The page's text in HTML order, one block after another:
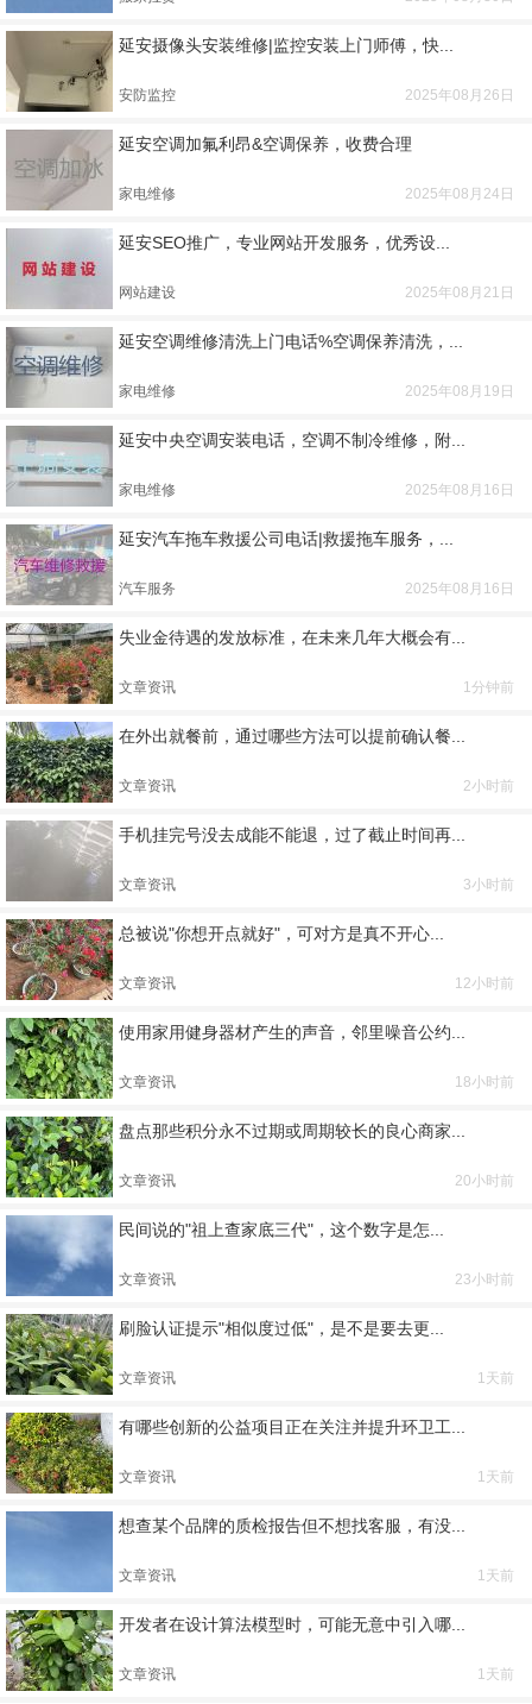
延安摄像头安装维修|监控安装上门师傅，快...
安防监控 2025年08月26日
延安空调加氟利昂&空调保养，收费合理
家电维修 2025年08月24日
延安SEO推广，专业网站开发服务，优秀设...
网站建设 2025年08月21日
延安空调维修清洗上门电话%空调保养清洗，...
家电维修 2025年08月19日
延安中央空调安装电话，空调不制冷维修，附...
家电维修 2025年08月16日
延安汽车拖车救援公司电话|救援拖车服务，...
汽车服务 2025年08月16日
失业金待遇的发放标准，在未来几年大概会有...
文章资讯 1分钟前
在外出就餐前，通过哪些方法可以提前确认餐...
文章资讯 2小时前
手机挂完号没去成能不能退，过了截止时间再...
文章资讯 3小时前
总被说"你想开点就好"，可对方是真不开心...
文章资讯 12小时前
使用家用健身器材产生的声音，邻里噪音公约...
文章资讯 18小时前
盘点那些积分永不过期或周期较长的良心商家...
文章资讯 20小时前
民间说的"祖上查家底三代"，这个数字是怎...
文章资讯 23小时前
刷脸认证提示"相似度过低"，是不是要去更...
文章资讯 1天前
有哪些创新的公益项目正在关注并提升环卫工...
文章资讯 1天前
想查某个品牌的质检报告但不想找客服，有没...
文章资讯 1天前
开发者在设计算法模型时，可能无意中引入哪...
文章资讯 1天前